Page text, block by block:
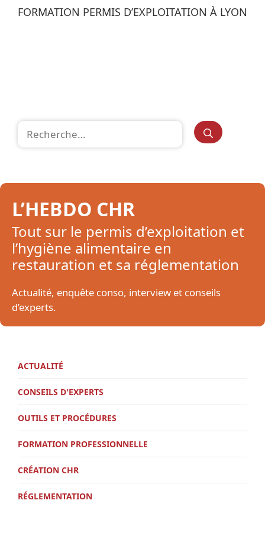
FORMATION PERMIS D’EXPLOITATION À LYON
L’HEBDO CHR
Tout sur le permis d’exploitation et
l’hygiène alimentaire en
restauration et sa réglementation
Actualité, enquête conso, interview et conseils
d’experts.
ACTUALITÉ
CONSEILS D'EXPERTS
OUTILS ET PROCÉDURES
FORMATION PROFESSIONNELLE
CRÉATION CHR
RÉGLEMENTATION